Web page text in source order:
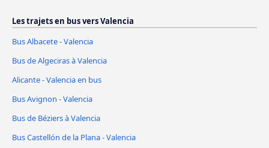
Les trajets en bus vers Valencia
Bus Albacete - Valencia
Bus de Algeciras à Valencia
Alicante - Valencia en bus
Bus Avignon - Valencia
Bus de Béziers à Valencia
Bus Castellón de la Plana - Valencia